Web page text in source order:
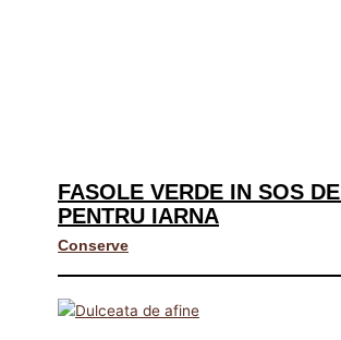
FASOLE VERDE IN SOS
PENTRU IARNA
Conserve